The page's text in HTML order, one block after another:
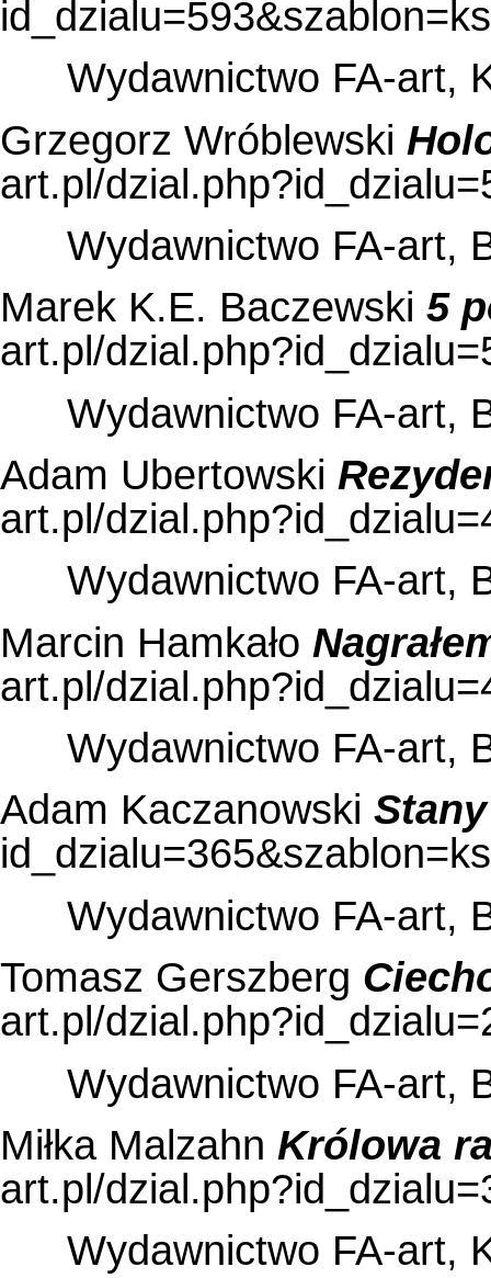
Wydawnictwo FA-art,
Grzegorz Wróblewski
Wydawnictwo FA-art,
Marek K.E. Baczewski 5
Wydawnictwo FA-art,
Adam Ubertowski
Wydawnictwo FA-art,
Marcin Hamkało
Wydawnictwo FA-art,
Adam Kaczanowski Stany
Wydawnictwo FA-art,
Tomasz Gerszberg
Wydawnictwo FA-art,
Miłka Malzahn Królowa
Wydawnictwo FA-art,